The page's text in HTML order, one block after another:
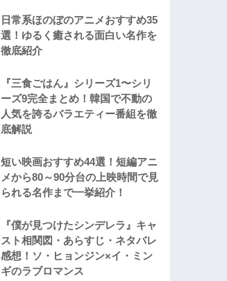
日常系ほのぼのアニメおすすめ35
選！ゆるく癒される面白い名作を
徹底紹介
『三食ごはん』シリーズ1〜シリ
ーズ9完全まとめ！韓国で不動の
人気を誇るバラエティー番組を徹
底解説
短い映画おすすめ44選！短編アニ
メから80～90分台の上映時間で見
られる名作まで一挙紹介！
『僕が見つけたシンデレラ』キャ
スト相関図・あらすじ・ネタバレ
感想！ソ・ヒョンジン×イ・ミン
ギのラブロマンス